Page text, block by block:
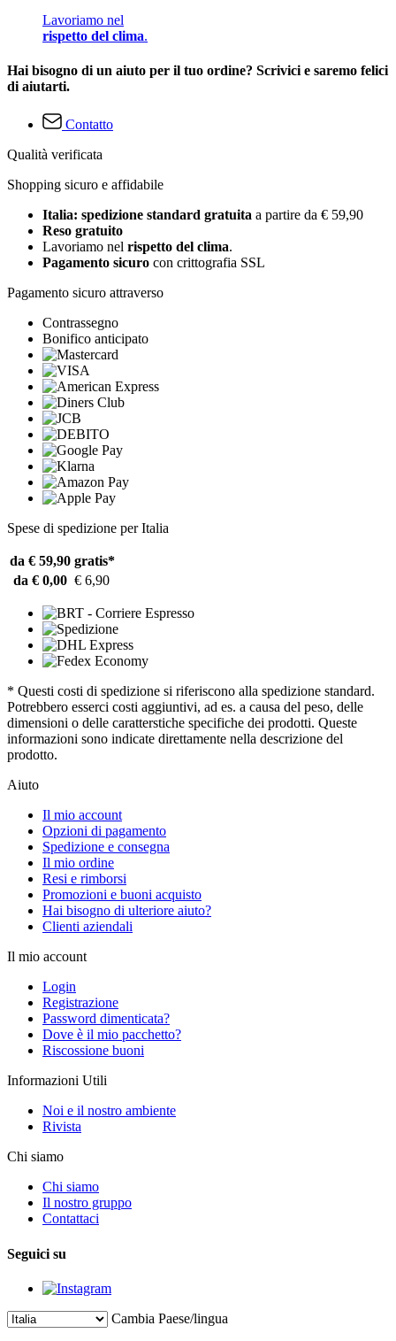
Lavoriamo nel
rispetto del clima.
Hai bisogno di un aiuto per il tuo ordine? Scrivici e saremo felici
di aiutarti.
Contatto
Qualità verificata
Shopping sicuro e affidabile
Italia: spedizione standard gratuita a partire da € 59,90
Reso gratuito
Lavoriamo nel rispetto del clima.
Pagamento sicuro con crittografia SSL
Pagamento sicuro attraverso
Contrassegno
Bonifico anticipato
Spese di spedizione per Italia
da € 59,90 gratis*
da € 0,00 € 6,90
* Questi costi di spedizione si riferiscono alla spedizione standard.
Potrebbero esserci costi aggiuntivi, ad es. a causa del peso, delle
dimensioni o delle caratterstiche specifiche dei prodotti. Queste
informazioni sono indicate direttamente nella descrizione del
prodotto.
Aiuto
Il mio account
Opzioni di pagamento
Spedizione e consegna
Il mio ordine
Resi e rimborsi
Promozioni e buoni acquisto
Hai bisogno di ulteriore aiuto?
Clienti aziendali
Il mio account
Login
Registrazione
Password dimenticata?
Dove è il mio pacchetto?
Riscossione buoni
Informazioni Utili
Noi e il nostro ambiente
Rivista
Chi siamo
Chi siamo
Il nostro gruppo
Contattaci
Seguici su
Cambia Paese/lingua